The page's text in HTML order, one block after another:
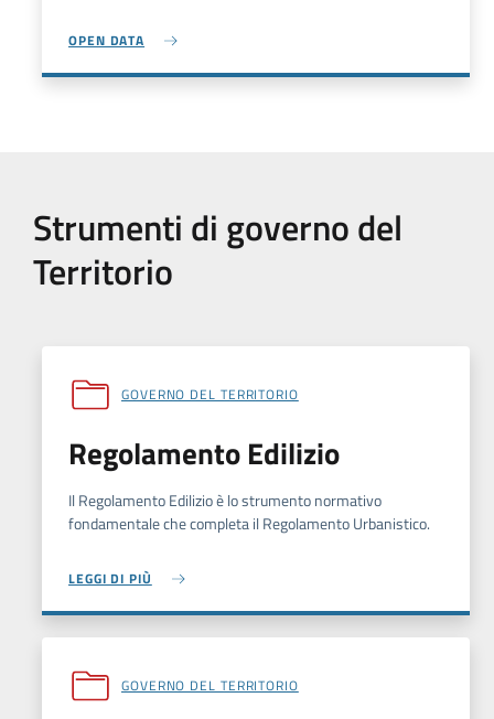
OPEN DATA
Strumenti di governo del
Territorio
GOVERNO DEL TERRITORIO
Regolamento Edilizio
Il Regolamento Edilizio è lo strumento normativo
fondamentale che completa il Regolamento Urbanistico.
LEGGI DI PIÙ
GOVERNO DEL TERRITORIO